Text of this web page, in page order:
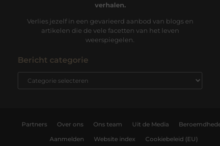
verhalen.
Verlies jezelf in een gevarieerd aanbod van blogs en
artikelen die de vele facetten van het leven
weerspiegelen.
Bericht categorie
Partners Over ons Ons team Uit de Media
Aanmelden Website index Cookiebeleid (EU)